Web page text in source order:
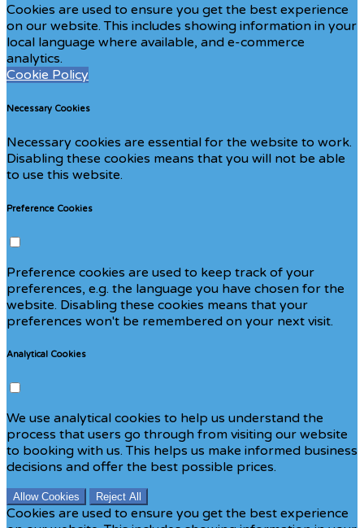
Cookies are used to ensure you get the best experience
on our website. This includes showing information in your
local language where available, and e-commerce
analytics.
Cookie Policy
Necessary Cookies
Necessary cookies are essential for the website to work.
Disabling these cookies means that you will not be able
to use this website.
Preference Cookies
Preference cookies are used to keep track of your
preferences, e.g. the language you have chosen for the
website. Disabling these cookies means that your
preferences won't be remembered on your next visit.
Analytical Cookies
We use analytical cookies to help us understand the
process that users go through from visiting our website
to booking with us. This helps us make informed business
decisions and offer the best possible prices.
Allow Cookies Reject All
Cookies are used to ensure you get the best experience